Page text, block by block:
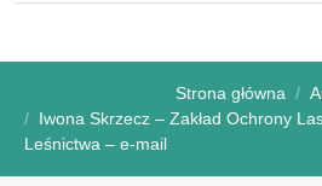
Strona główna
Iwona Skrzecz – Zakład Ochrony
Leśnictwa – e-mail